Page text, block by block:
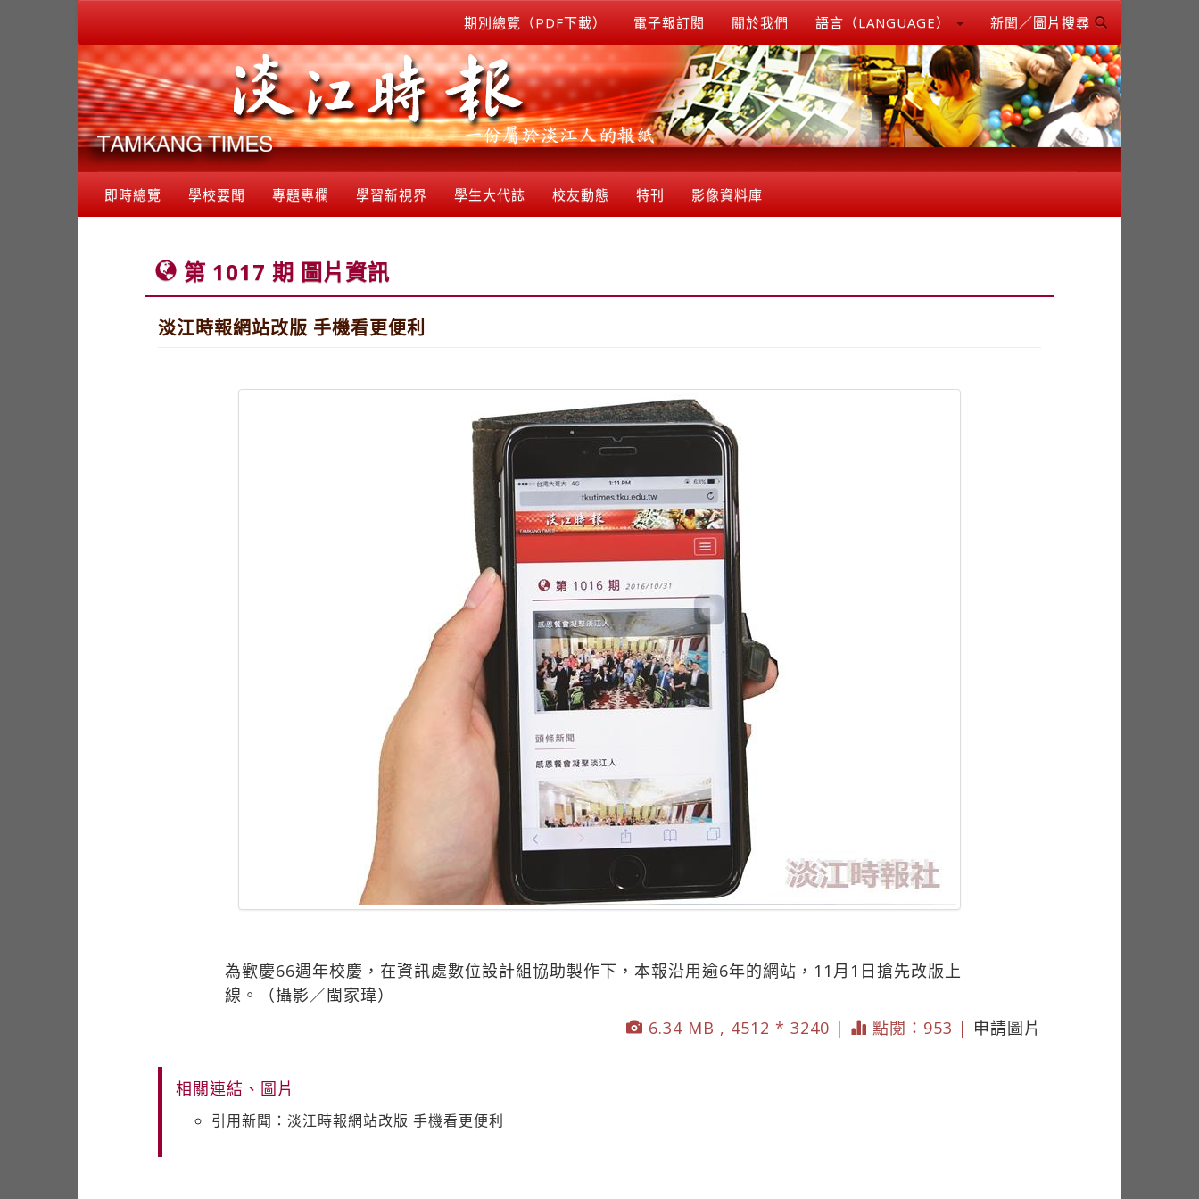
期別總覽（PDF下載） 電子報訂閱 關於我們 語言（LANGUAGE） 新聞／圖片搜尋
即時總覽 學校要聞 專題專欄 學習新視界 學生大代誌 校友動態 特刊 影像資料庫
第 1017 期 圖片資訊
淡江時報網站改版 手機看更便利
為歡慶66週年校慶，在資訊處數位設計組協助製作下，本報沿用逾6年的網站，11月1日搶先改版上
線。（攝影／閩家瑋）
6.34 MB , 4512 * 3240 |
點閱：953 | 申請圖片
相關連結、圖片
引用新聞：淡江時報網站改版 手機看更便利